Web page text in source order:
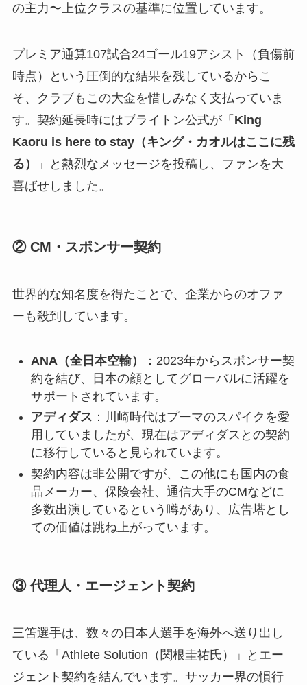
の主力〜上位クラスの基準に位置しています。
プレミア通算107試合24ゴール19アシスト（負傷前
時点）という圧倒的な結果を残しているからこ
そ、クラブもこの大金を惜しみなく支払っていま
す。契約延長時にはブライトン公式が「 King
Kaoru is here to stay（キング・カオルはここに残
る）
」と熱烈なメッセージを投稿し、ファンを大
喜ばせしました。
② CM・スポンサー契約
世界的な知名度を得たことで、企業からのオファ
ーも殺到しています。
ANA（全日本空輸）
：2023年からスポンサー契
約を結び、日本の顔としてグローバルに活躍を
サポートされています。
アディダス ：川崎時代はプーマのスパイクを愛
用していましたが、現在はアディダスとの契約
に移行していると見られています。
契約内容は非公開ですが、この他にも国内の食
品メーカー、保険会社、通信大手のCMなどに
多数出演しているという噂があり、広告塔とし
ての価値は跳ね上がっています。
③ 代理人・エージェント契約
三笘選手は、数々の日本人選手を海外へ送り出し
ている「Athlete Solution（関根圭祐氏）」とエー
ジェント契約を結んでいます。サッカー界の慣行